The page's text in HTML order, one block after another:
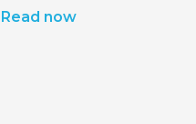
Read now